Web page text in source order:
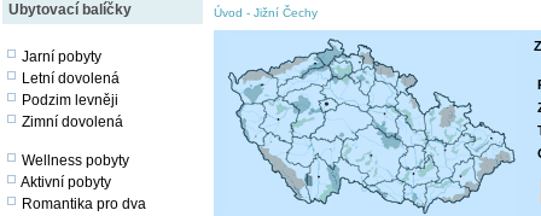
Ubytovací balíčky
Jarní pobyty
Letní dovolená
Podzim levněji
Zimní dovolená
Wellness pobyty
Aktivní pobyty
Romantika pro dva
Úvod - Jižní Čechy